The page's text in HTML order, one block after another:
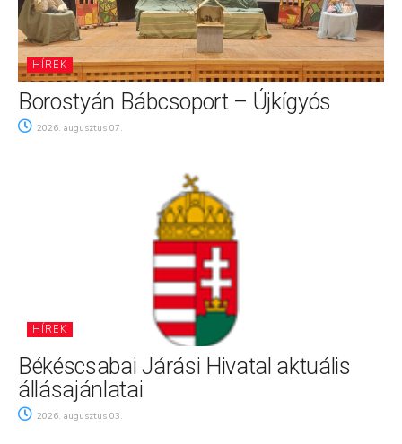
HÍREK
Borostyán Bábcsoport – Újkígyós
2026. augusztus 07.
HÍREK
Békéscsabai Járási Hivatal aktuális
állásajánlatai
2026. augusztus 03.